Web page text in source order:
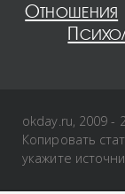
Отношения
okday.ru, 2009 -
Копировать
укажите